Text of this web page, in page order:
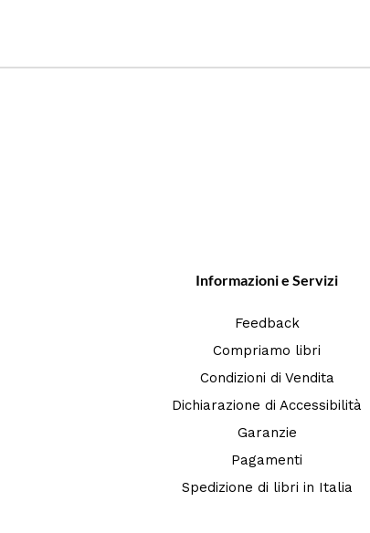
Informazioni e Servizi
Feedback
Compriamo libri
Condizioni di Vendita
Dichiarazione di Accessibilità
Garanzie
Pagamenti
Spedizione di libri in Italia